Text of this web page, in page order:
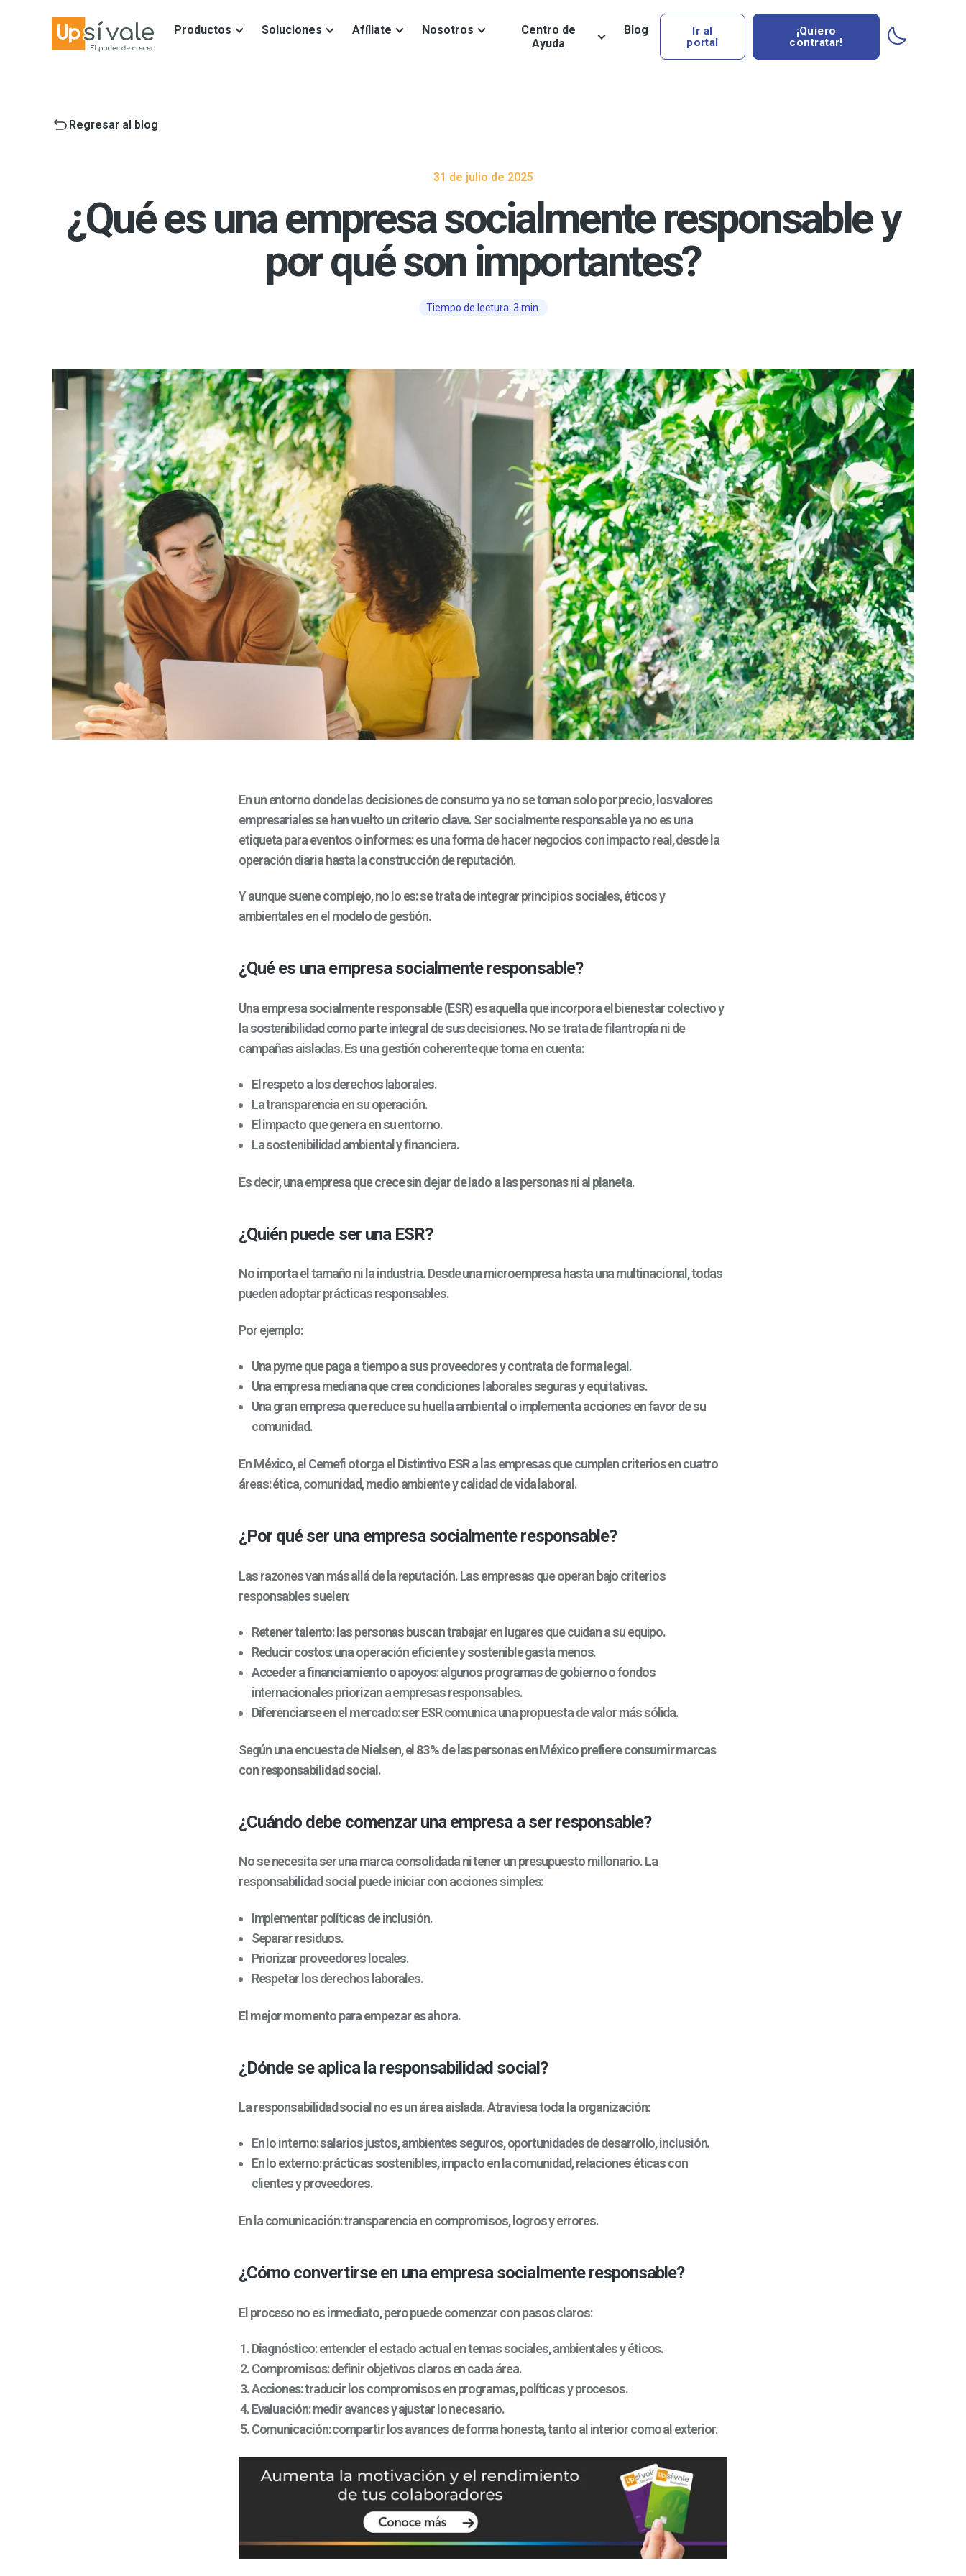
Productos Soluciones Afíliate Nosotros
Centro de
Ayuda
Blog
Ir al
portal
¡Quiero
contratar!
Regresar al blog
31 de julio de 2025
¿Qué es una empresa socialmente responsable y
por qué son importantes?
Tiempo de lectura: 3 min.
En un entorno donde las decisiones de consumo ya no se toman solo por precio,los valores
empresariales se han vuelto un criterio clave. Ser socialmente responsable ya no es una
etiqueta para eventos o informes: es una forma de hacer negocios con impacto real, desde la
operación diaria hasta la construcción de reputación.
Y aunque suene complejo, no lo es: se trata de integrar principios sociales, éticos y
ambientales en el modelo de gestión.
¿Qué es una empresa socialmente responsable?
Una empresa socialmente responsable (ESR) es aquella que incorpora el bienestar colectivo y
la sostenibilidad como parte integral de sus decisiones. No se trata de filantropía ni de
campañas aisladas. Es unagestión coherenteque toma en cuenta:
El respeto a los derechos laborales.
La transparencia en su operación.
El impacto que genera en su entorno.
La sostenibilidad ambiental y financiera.
Es decir, una empresa quecrece sin dejar de lado a las personas ni al planeta.
¿Quién puede ser una ESR?
No importa el tamaño ni la industria. Desde una microempresa hasta una multinacional, todas
pueden adoptar prácticas responsables.
Por ejemplo:
Una pyme que paga a tiempo a sus proveedores y contrata de forma legal.
Una empresa mediana que crea condiciones laborales seguras y equitativas.
Una gran empresa que reduce su huella ambiental o implementa acciones en favor de su
comunidad.
En México, el Cemefi otorga el Distintivo ESRa las empresas que cumplen criterios en cuatro
áreas: ética, comunidad, medio ambiente y calidad de vida laboral.
¿Por qué ser una empresa socialmente responsable?
Las razones van más allá de la reputación. Las empresas que operan bajo criterios
responsables suelen:
Retener talento: las personas buscan trabajar en lugares que cuidan a su equipo.
Reducir costos: una operación eficiente y sostenible gasta menos.
Acceder a financiamiento o apoyos: algunos programas de gobierno o fondos
internacionales priorizan a empresas responsables.
Diferenciarse en el mercado: ser ESR comunica una propuesta de valor más sólida.
Según una encuesta de Nielsen,el 83 % de las personas en México prefiere consumir marcas
con responsabilidad social .
¿Cuándo debe comenzar una empresa a ser responsable?
No se necesita ser una marca consolidada ni tener un presupuesto millonario. La
responsabilidad social puede iniciar con acciones simples:
Implementar políticas de inclusión.
Separar residuos.
Priorizar proveedores locales.
Respetar los derechos laborales.
El mejor momento para empezar es ahora.
¿Dónde se aplica la responsabilidad social?
La responsabilidad social no es un área aislada.Atraviesa toda la organización:
En lo interno: salarios justos, ambientes seguros, oportunidades de desarrollo, inclusión.
En lo externo: prácticas sostenibles, impacto en la comunidad, relaciones éticas con
clientes y proveedores.
En la comunicación: transparencia en compromisos, logros y errores.
¿Cómo convertirse en una empresa socialmente responsable?
El proceso no es inmediato, pero puede comenzar con pasos claros:
Diagnóstico: entender el estado actual en temas sociales, ambientales y éticos.
Compromisos: definir objetivos claros en cada área.
Acciones: traducir los compromisos en programas, políticas y procesos.
Evaluación: medir avances y ajustar lo necesario.
Comunicación: compartir los avances de forma honesta, tanto al interior como al exterior.